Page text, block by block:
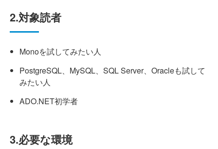
2.対象読者
Monoを試してみたい人
PostgreSQL、MySQL、SQL Server、Oracleも試して
みたい人
ADO.NET初学者
3.必要な環境